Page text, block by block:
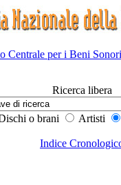
Centrale per i Beni
Ricerca libera
o brani Artisti
Indice